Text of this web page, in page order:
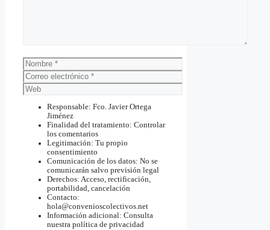
Nombre
Correo
electrónico
Web
Responsable: Fco. Javier Ortega
Jiménez
Finalidad del tratamiento: Controlar
los comentarios
Legitimación: Tu propio
consentimiento
Comunicación de los datos: No se
comunicarán salvo previsión legal
Derechos: Acceso, rectificación,
portabilidad, cancelación
Contacto:
hola@convenioscolectivos.net
Información adicional: Consulta
nuestra política de privacidad